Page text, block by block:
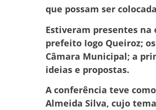
que possam ser
Estiveram presentes na
prefeito Iogo Queiroz;
Câmara Municipal; a
ideias e propostas.
A conferência teve
Almeida Silva, cujo